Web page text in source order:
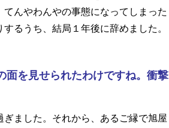
んやわんやの事態になってしまった
るうち、結局１年後に辞めました。
面を見せられたわけですね。衝撃
ました。それから、あるご縁で旭屋